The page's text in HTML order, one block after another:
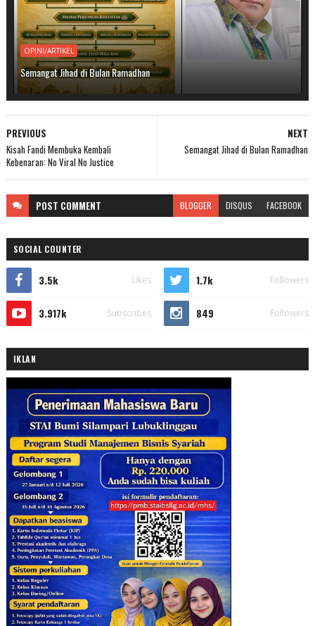
OPINI/ARTIKEL
Semangat Jihad di Bulan Ramadhan
NEXT
Semangat Jihad di Bulan Ramadhan
PREVIOUS
Kisah Fandi Membuka Kembali
Kebenaran: No Viral No Justice
POST COMMENT BLOGGER DISQUS FACEBOOK
SOCIAL COUNTER
3.5k Likes 1.7k Followers
3.917k Subscribes 849 Followers
IKLAN